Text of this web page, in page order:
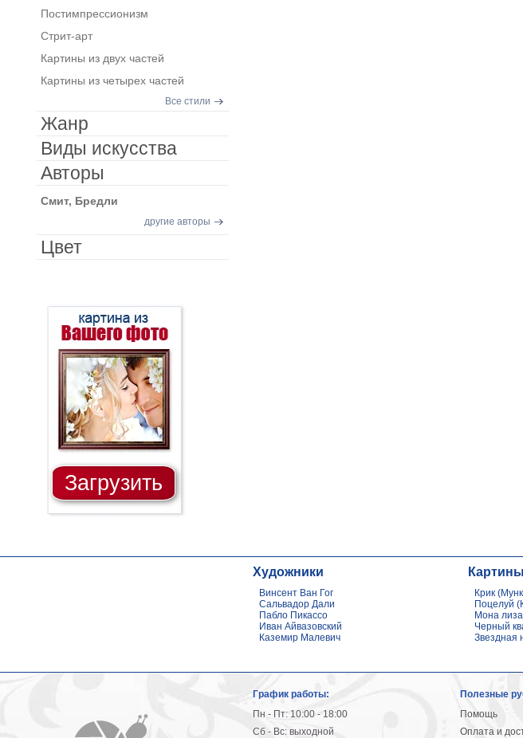
Постимпрессионизм
Стрит-арт
Картины из двух частей
Картины из четырех частей
Все стили
Жанр
Виды искусства
Авторы
Смит, Бредли
другие авторы
Цвет
Загрузить
Художники
Винсент Ван Гог
Сальвадор Дали
Пабло Пикассо
Иван Айвазовский
Каземир Малевич
Картины
Крик
Поцелуй
Мона
Черный
Звездная
График работы:
Пн - Пт: 10:00 - 18:00
Сб - Вс: выходной
Полезные
Помощь
Оплата и